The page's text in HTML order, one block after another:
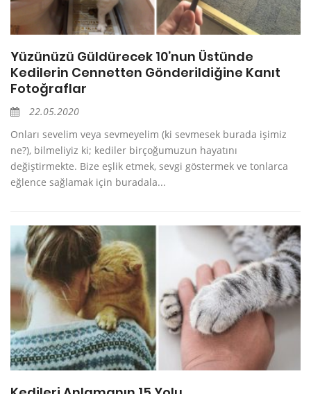
Yüzünüzü Güldürecek 10’nun Üstünde
Kedilerin Cennetten Gönderildiğine Kanıt
Fotoğraflar
22.05.2020
Onları sevelim veya sevmeyelim (ki sevmesek burada işimiz
ne?), bilmeliyiz ki; kediler birçoğumuzun hayatını
değiştirmekte. Bize eşlik etmek, sevgi göstermek ve tonlarca
eğlence sağlamak için buradala...